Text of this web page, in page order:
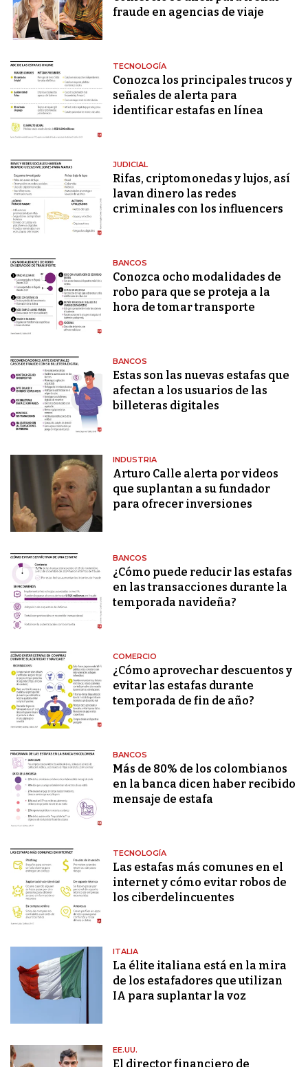
fraude en agencias de viaje
TECNOLOGÍA
Conozca los principales trucos y
señales de alerta para
identificar estafas en línea
JUDICIAL
Rifas, criptomonedas y lujos, así
lavan dinero las redes
criminales con los influencers
BANCOS
Conozca ocho modalidades de
robo para que se proteja a la
hora de tomar transporte
BANCOS
Estas son las nuevas estafas que
afectan a los usuarios de las
billeteras digitales
INDUSTRIA
Arturo Calle alerta por videos
que suplantan a su fundador
para ofrecer inversiones
BANCOS
¿Cómo puede reducir las estafas
en las transacciones durante la
temporada navideña?
COMERCIO
¿Cómo aprovechar descuentos y
evitar las estafas durante
temporada de fin de año?
BANCOS
Más de 80% de los colombianos
en la banca dicen haber recibido
mensaje de estafa
TECNOLOGÍA
Las estafas más comunes en el
internet y cómo evitar robos de
los ciberdelincuentes
ITALIA
La élite italiana está en la mira
de los estafadores que utilizan
IA para suplantar la voz
EE.UU.
El director financiero de